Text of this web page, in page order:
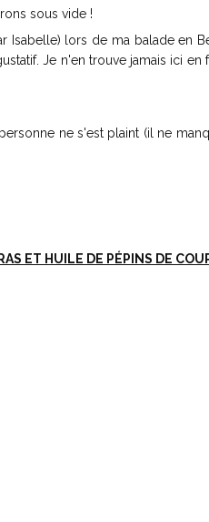
sous vide !
Isabelle) lors de ma balade en
Je n'en trouve jamais ici en
ne s'est plaint (il ne
ET HUILE DE PÉPINS DE